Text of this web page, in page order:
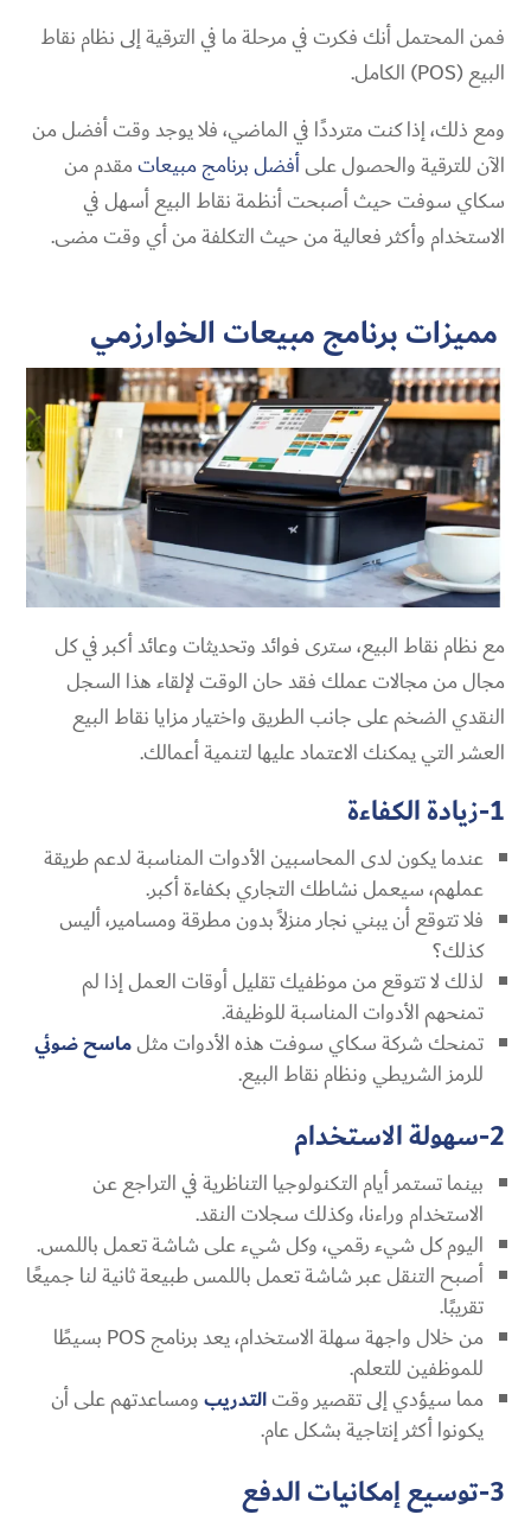
فمن المحتمل أنك فكرت في مرحلة ما في الترقية إلى نظام نقاط
البيع (POS) الكامل.
ومع ذلك، إذا كنت مترددًا في الماضي، فلا يوجد وقت أفضل من
الآن للترقية والحصول علىأفضل برنامج مبيعاتمقدم من
سكاي سوفت حيث أصبحت أنظمة نقاط البيع أسهل في
الاستخدام وأكثر فعالية من حيث التكلفة من أي وقت مضى.
مميزات برنامج مبيعات الخوارزمي
مع نظام نقاط البيع، سترى فوائد وتحديثات وعائد أكبر في كل
مجال من مجالات عملك فقد حان الوقت لإلقاء هذا السجل
النقدي الضخم على جانب الطريق واختيار مزايا نقاط البيع
العشر التي يمكنك الاعتماد عليها لتنمية أعمالك.
1-زيادة الكفاءة
عندما يكون لدى المحاسبين الأدوات المناسبة لدعم طريقة
عملهم، سيعمل نشاطك التجاري بكفاءة أكبر.
فلا تتوقع أن يبني نجار منزلاً بدون مطرقة ومسامير، أليس
كذلك؟
لذلك لا تتوقع من موظفيك تقليل أوقات العمل إذا لم
تمنحهم الأدوات المناسبة للوظيفة.
تمنحك شركة سكاي سوفت هذه الأدوات مثلماسح ضوئي
للرمز الشريطي ونظام نقاط البيع.
2-سهولة الاستخدام
بينما تستمر أيام التكنولوجيا التناظرية في التراجع عن
الاستخدام وراءنا، وكذلك سجلات النقد.
اليوم كل شيء رقمي، وكل شيء على شاشة تعمل باللمس.
أصبح التنقل عبر شاشة تعمل باللمس طبيعة ثانية لنا جميعًا
تقريبًا.
من خلال واجهة سهلة الاستخدام، يعد برنامج POS بسيطًا
للموظفين للتعلم.
مما سيؤدي إلى تقصير وقتالتدريبومساعدتهم على أن
يكونوا أكثر إنتاجية بشكل عام.
3-توسيع إمكانيات الدفع